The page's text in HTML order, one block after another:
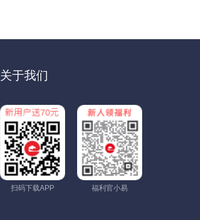
关于我们
扫码下载APP 福利官小易